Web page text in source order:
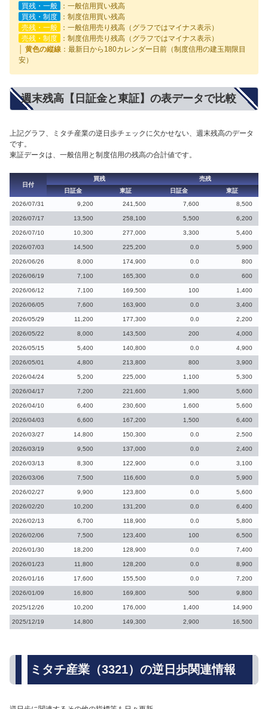
買残・一般
：一般信用買い残高
買残・制度
：制度信用買い残高
売残・一般
：一般信用売り残高（グラフではマイナス表示）
売残・制度
：制度信用売り残高（グラフではマイナス表示）
│ 黄色の縦線 ：最新日から180カレンダー日前（制度信用の建玉期限目
安）
週末残高【日証金と東証】の表データで比較
上記グラフ、ミタチ産業の逆日歩チェックに欠かせない、週末残高のデータ
です。
東証データは、一般信用と制度信用の残高の合計値です。
日付
買残
売残
日証金
東証 日証金
東証
2026/07/31
9,200 241,500 7,600 8,500
2026/07/17 13,500 258,100 5,500 6,200
2026/07/10 10,300 277,000 3,300 5,400
2026/07/03 14,500 225,200 0.0 5,900
2026/06/26 8,000 174,900 0.0 800
2026/06/19 7,100 165,300 0.0 600
2026/06/12 7,100 169,500 100 1,400
2026/06/05 7,600 163,900 0.0 3,400
2026/05/29 11,200 177,300 0.0 2,200
2026/05/22 8,000 143,500 200 4,000
2026/05/15 5,400 140,800 0.0 4,900
2026/05/01 4,800 213,800 800 3,900
2026/04/24 5,200 225,000 1,100 5,300
2026/04/17 7,200 221,600 1,900 5,600
2026/04/10 6,400 230,600 1,600 5,600
2026/04/03 6,600 167,200 1,500 6,400
2026/03/27 14,800 150,300 0.0 2,500
2026/03/19 9,500 137,000 0.0 2,400
2026/03/13 8,300 122,900 0.0 3,100
2026/03/06 7,500 116,600 0.0 5,900
2026/02/27 9,900 123,800 0.0 5,600
2026/02/20 10,200 131,200 0.0 6,400
2026/02/13 6,700 118,900 0.0 5,800
2026/02/06 7,500 123,400 100 6,500
2026/01/30 18,200 128,900 0.0 7,400
2026/01/23 11,800 128,200 0.0 8,900
2026/01/16 17,600 155,500 0.0 7,200
2026/01/09 16,800 169,800 500 9,800
2025/12/26 10,200 176,000 1,400 14,900
2025/12/19 14,800 149,300 2,900 16,500
ミタチ産業（3321）の逆日歩関連情報